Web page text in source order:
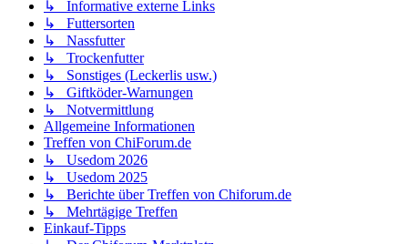
↳ Informative externe Links
↳ Futtersorten
↳ Nassfutter
↳ Trockenfutter
↳ Sonstiges (Leckerlis usw.)
↳ Giftköder-Warnungen
↳ Notvermittlung
Allgemeine Informationen
Treffen von ChiForum.de
↳ Usedom 2026
↳ Usedom 2025
↳ Berichte über Treffen von Chiforum.de
↳ Mehrtägige Treffen
Einkauf-Tipps